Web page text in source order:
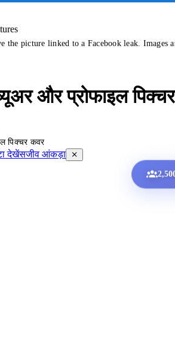
the picture linked to a Facebook leak. Images
और प्रोफाइल
पिक्चर कवर
देखेंसजीव आंकड़ा